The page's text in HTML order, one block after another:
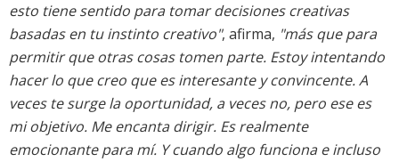
esto tiene sentido para tomar decisiones creativas
basadas en tu instinto creativo", afirma, "más que para
permitir que otras cosas tomen parte. Estoy intentando
hacer lo que creo que es interesante y convincente. A
veces te surge la oportunidad, a veces no, pero ese es
mi objetivo. Me encanta dirigir. Es realmente
emocionante para mí. Y cuando algo funciona e incluso